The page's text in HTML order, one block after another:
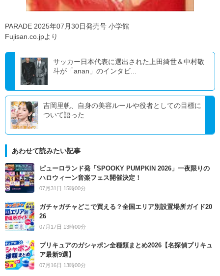
PARADE 2025年07月30日発売号 小学館
Fujisan.co.jpより
サッカー日本代表に選出された上田綺世＆中村敬
斗が「anan」のインタビ...
吉岡里帆、自身の美容ルールや役者としての目標に
ついて語った
あわせて読みたい記事
ピューロランド発「SPOOKY PUMPKIN 2026」一夜限りの
ハロウィーン音楽フェス開催決定！
07月31日 15時00分
ガチャガチャどこで買える？全国エリア別設置場所ガイド20
26
07月17日 13時00分
プリキュアのガシャポン全種類まとめ2026【名探偵プリキュ
ア最新9選】
07月16日 13時00分